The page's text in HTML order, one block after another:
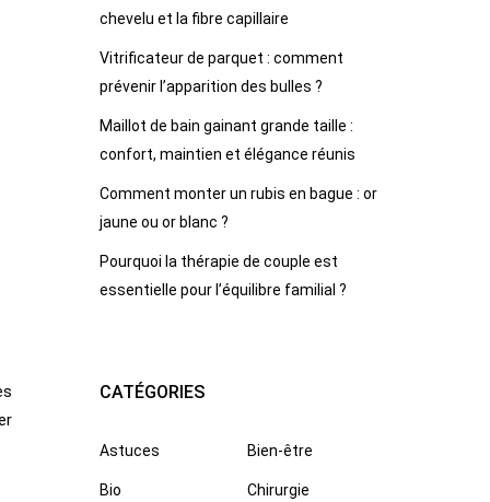
chevelu et la fibre capillaire
Vitrificateur de parquet : comment
prévenir l’apparition des bulles ?
Maillot de bain gainant grande taille :
confort, maintien et élégance réunis
Comment monter un rubis en bague : or
jaune ou or blanc ?
Pourquoi la thérapie de couple est
essentielle pour l’équilibre familial ?
CATÉGORIES
Astuces Bien-être
Bio Chirurgie